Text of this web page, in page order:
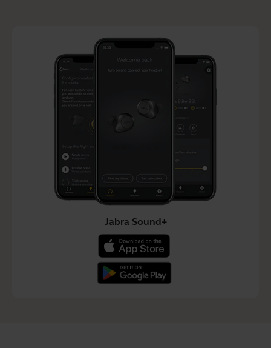
Jabra Sound+